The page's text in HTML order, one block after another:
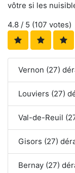
vôtre si les
4.8 / 5 (107 votes)
Vernon (27)
Louviers (27)
Val-de-Reuil
Gisors (27)
Bernay (27)